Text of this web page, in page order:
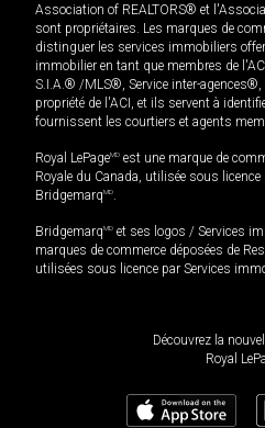
Association of REALTORS® et
sont propriétaires. Les marques de
distinguer les services immobiliers
immobilier en tant que membres de
S.I.A.® /MLS®, Service inter-
propriété de l'ACI, et ils servent à
fournissent les courtiers et agents
Royal LePageMD est une marque de
Royale du Canada, utilisée sous
BridgemarqMD
BridgemarqMD et ses logos / Services
marques de commerce déposées de
utilisées sous licence par Services
Découvrez la
Royal